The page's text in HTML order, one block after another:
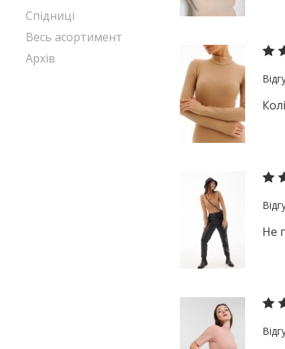
Не
Спідниці
Весь асортимент
Архів